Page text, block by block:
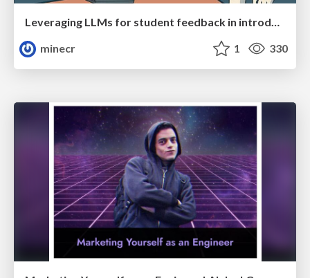
Leveraging LLMs for student feedback in introductory data science courses - posit::conf(2025)
minecr
1 330